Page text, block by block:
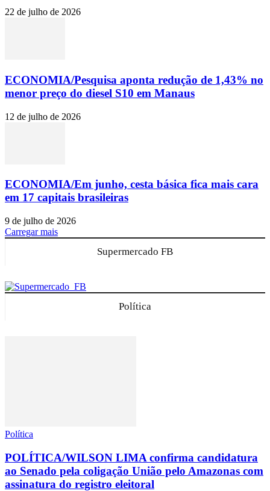
22 de julho de 2026
ECONOMIA/Pesquisa aponta redução de 1,43% no
menor preço do diesel S10 em Manaus
12 de julho de 2026
ECONOMIA/Em junho, cesta básica fica mais cara
em 17 capitais brasileiras
9 de julho de 2026
Carregar mais
Supermercado FB
Política
Política
POLÍTICA/WILSON LIMA confirma candidatura
ao Senado pela coligação União pelo Amazonas com
assinatura do registro eleitoral